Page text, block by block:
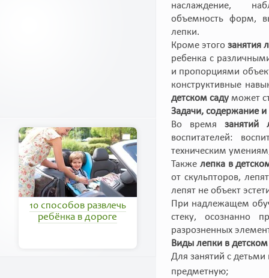
10 способов развлечь
ребёнка в дороге
наслаждение,
объемность форм,
лепки.
Кроме этого занятия
ребенка с
и пропорциями
конструктивные
детском саду может
Задачи, содержание
Во времязанятий
воспитателей:
техническим
Также лепка в
от скульпторов,
лепят не объект
При надлежащем
стеку, осознанно
разрозненных
Виды лепки в детском
Для занятий с
предметную;